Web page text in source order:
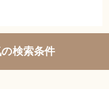
検索条件